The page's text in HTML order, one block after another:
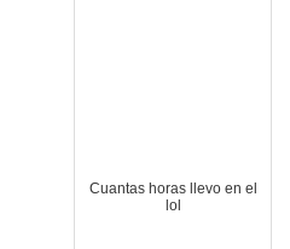
Cuantas horas llevo en el
lol